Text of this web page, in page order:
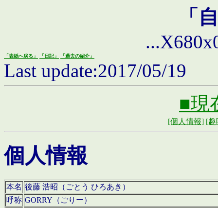
「
「表紙へ戻る」 「日記」 「過去の紹介」
Last update:2017/05/19
■現
[個人情報] [趣
個人情報
本名 後藤 浩昭（ごとう ひろあき）
呼称 GORRY（ごりー）